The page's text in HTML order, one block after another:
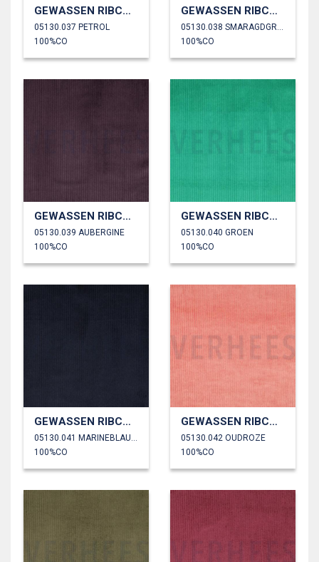
GEWASSEN RIBCORDUROY 4.5W
05130.037 PETROL
100%CO
GEWASSEN RIBCORDUROY 4.5W
05130.038 SMARAGDGROEN
100%CO
GEWASSEN RIBCORDUROY 4.5W
05130.039 AUBERGINE
100%CO
GEWASSEN RIBCORDUROY 4.5W
05130.040 GROEN
100%CO
GEWASSEN RIBCORDUROY 4.5W
05130.041 MARINEBLAUW
100%CO
GEWASSEN RIBCORDUROY 4.5W
05130.042 OUDROZE
100%CO